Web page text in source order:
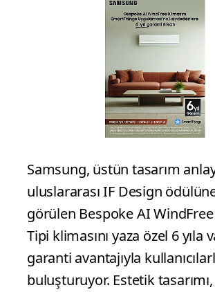
Samsung, üstün tasarım
uluslararası IF Design
görülen Bespoke AI
Tipi klimasını yaza özel 6 yıla
garanti avantajıyla
buluşturuyor. Estetik tasarımı,